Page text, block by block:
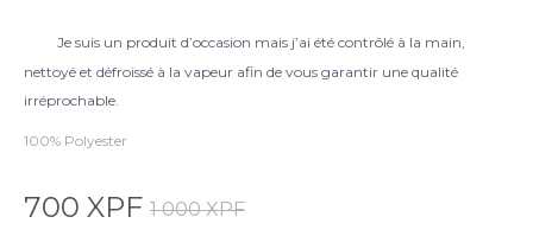
Je suis un produit d’occasion mais j’ai été contrôlé à la main,
nettoyé et défroissé à la vapeur afin de vous garantir une qualité
irréprochable.
100% Polyester
1 000XPF
700 XPF